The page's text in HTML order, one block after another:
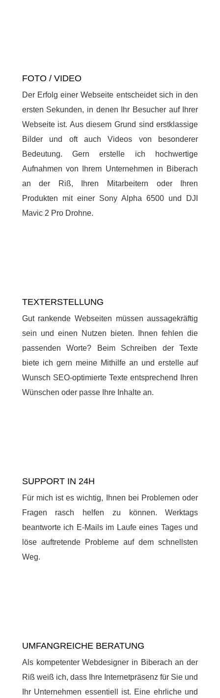
FOTO / VIDEO
Der Erfolg einer Webseite entscheidet sich in den
ersten Sekunden, in denen Ihr Besucher auf Ihrer
Webseite ist. Aus diesem Grund sind erstklassige
Bilder und oft auch Videos von besonderer
Bedeutung. Gern erstelle ich hochwertige
Aufnahmen von Ihrem Unternehmen in Biberach
an der Riß, Ihren Mitarbeitern oder Ihren
Produkten mit einer Sony Alpha 6500 und DJI
Mavic 2 Pro Drohne.
TEXTERSTELLUNG
Gut rankende Webseiten müssen aussagekräftig
sein und einen Nutzen bieten. Ihnen fehlen die
passenden Worte? Beim Schreiben der Texte
biete ich gern meine Mithilfe an und erstelle auf
Wunsch SEO-optimierte Texte entsprechend Ihren
Wünschen oder passe Ihre Inhalte an.
SUPPORT IN 24H
Für mich ist es wichtig, Ihnen bei Problemen oder
Fragen rasch helfen zu können. Werktags
beantworte ich E-Mails im Laufe eines Tages und
löse auftretende Probleme auf dem schnellsten
Weg.
UMFANGREICHE BERATUNG
Als kompetenter Webdesigner in Biberach an der
Riß weiß ich, dass Ihre Internetpräsenz für Sie und
Ihr Unternehmen essentiell ist. Eine ehrliche und